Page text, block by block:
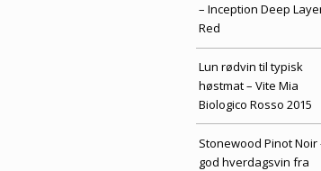
– Inception Deep
Red
Lun rødvin til typisk
høstmat – Vite Mia
Biologico Rosso 2015
Stonewood Pinot Noir
god hverdagsvin fra